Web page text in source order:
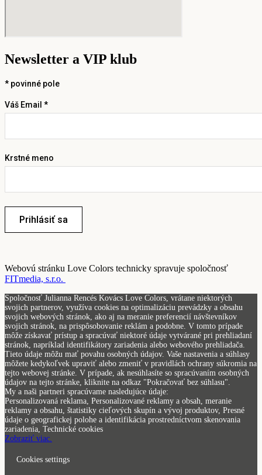
Newsletter a VIP klub
* povinné pole
Váš Email *
Krstné meno
Prihlásiť sa
Webovú stránku Love Colors technicky spravuje spoločnosť
FITmedia, s.r.o.
Spoločnosť Julianna Rencés Kovács Love Colors, vrátane niektorých
svojich partnerov, využíva cookies na optimalizáciu prevádzky a obsahu
svojich webových stránok, ako aj na meranie preferencií návštevníkov
svojich stránok, na prispôsobovanie reklám a podobne. V tomto prípade
môže získavať prístup a spracúvať niektoré údaje vytvárané pri prehliadaní
stránok, napríklad identifikátory zariadenia alebo webového prehliadača.
Tieto údaje môžu mať povahu osobných údajov. Vaše nastavenia a súhlasy
môžete kedykoľvek upraviť alebo zmeniť v pravidlách ochrany súkromia na
tejto webovej stránke. V prípade, ak nesúhlasíte so spracúvaním osobných
údajov na tejto stránke, kliknite na odkaz "Pokračovať bez súhlasu".
My a naši partneri spracúvame nasledujúce údaje:
Personalizovaná reklama, Personalizované reklamy a obsah, meranie
reklamy a obsahu, štatistiky cieľových skupín a vývoj produktov, Presné
údaje o geografickej polohe a identifikácia prostredníctvom skenovania
zariadenia, Technické cookies
Zobraziť viac.
Cookies settings